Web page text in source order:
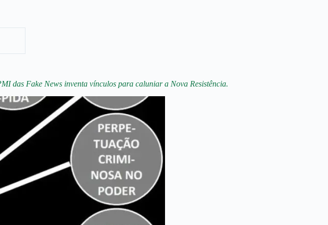
das Fake News inventa vínculos para caluniar a Nova Resistência.